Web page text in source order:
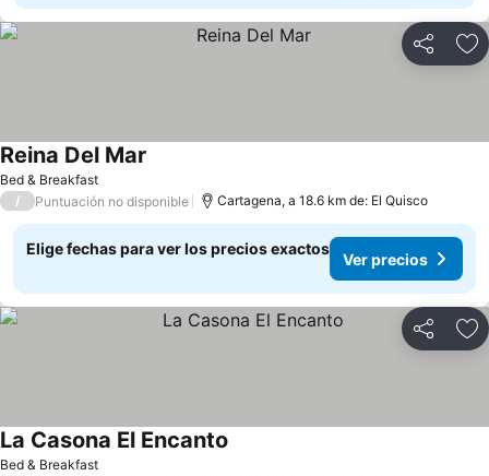
Compartir
Bed & Breakfast
Reina Del Mar
/ Puntuación no disponible Cartagena, a 18.6 km de: El Quisco
Elige fechas para ver los precios exactos
Ver precios
Compartir
Bed & Breakfast
La Casona El Encanto